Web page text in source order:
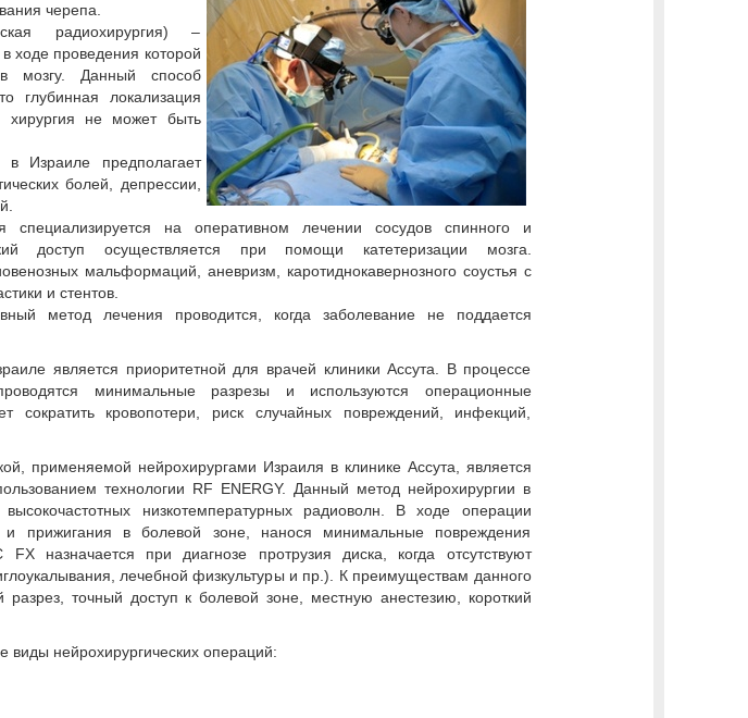
черепа.
радиохирургия) –
ходе проведения которой
мозгу. Данный способ
глубинная локализация
хирургия не может быть
в Израиле предполагает
болей, депрессии,
специализируется на оперативном лечении сосудов спинного и
доступ осуществляется при помощи катетеризации мозга.
мальформаций, аневризм, каротиднокавернозного соустья с
и стентов.
метод лечения проводится, когда заболевание не поддается
является приоритетной для врачей клиники Ассута. В процессе
минимальные разрезы и используются операционные
сократить кровопотери, риск случайных повреждений, инфекций,
применяемой нейрохирургами Израиля в клинике Ассута, является
технологии RF ENERGY. Данный метод нейрохирургии в
низкотемпературных радиоволн. В ходе операции
и прижигания в болевой зоне, нанося минимальные повреждения
назначается при диагнозе протрузия диска, когда отсутствуют
лечебной физкультуры и пр.). К преимуществам данного
точный доступ к болевой зоне, местную анестезию, короткий
виды нейрохирургических операций: